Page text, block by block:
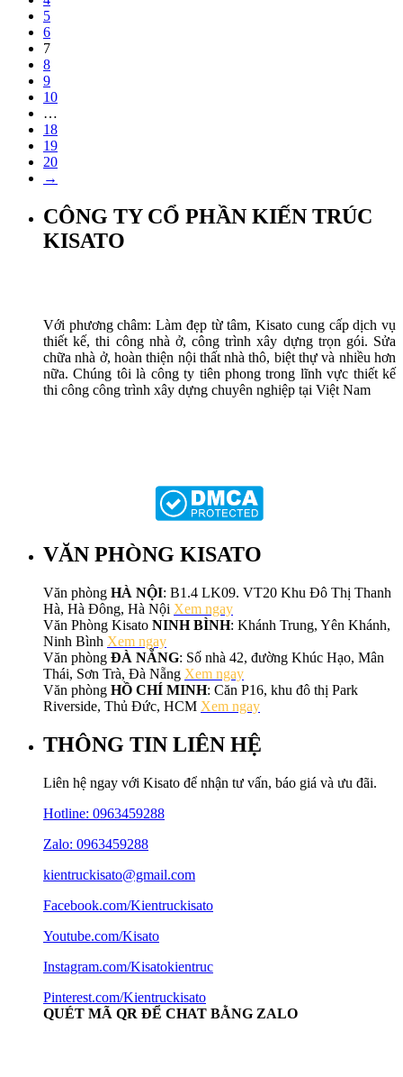
5
6
7
8
9
10
…
18
19
20
→
CÔNG TY CỔ PHẦN KIẾN TRÚC
KISATO
Với phương châm: Làm đẹp từ tâm, Kisato cung cấp dịch vụ
thiết kế, thi công nhà ở, công trình xây dựng trọn gói. Sửa
chữa nhà ở, hoàn thiện nội thất nhà thô, biệt thự và nhiều hơn
nữa. Chúng tôi là công ty tiên phong trong lĩnh vực thiết kế
thi công công trình xây dựng chuyên nghiệp tại Việt Nam
VĂN PHÒNG KISATO
Văn phòng HÀ NỘI: B1.4 LK09. VT20 Khu Đô Thị Thanh
Hà, Hà Đông, Hà Nội Xem ngay
Văn Phòng Kisato NINH BÌNH: Khánh Trung, Yên Khánh,
Ninh Bình Xem ngay
Văn phòng ĐÀ NẴNG: Số nhà 42, đường Khúc Hạo, Mân
Thái, Sơn Trà, Đà Nẵng Xem ngay
Văn phòng HỒ CHÍ MINH: Căn P16, khu đô thị Park
Riverside, Thủ Đức, HCM Xem ngay
THÔNG TIN LIÊN HỆ
Liên hệ ngay với Kisato để nhận tư vấn, báo giá và ưu đãi.
Hotline: 0963459288
Zalo: 0963459288
kientruckisato@gmail.com
Facebook.com/Kientruckisato
Youtube.com/Kisato
Instagram.com/Kisatokientruc
Pinterest.com/Kientruckisato
QUÉT MÃ QR ĐỂ CHAT BẰNG ZALO